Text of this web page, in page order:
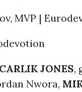
CARLIK JONES,
Nwora,